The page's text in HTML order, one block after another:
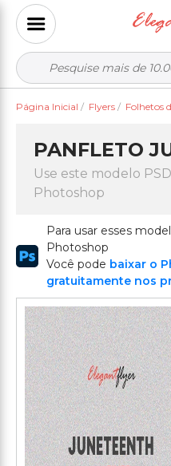
Página Inicial / Flyers / Folhetos
PANFLETO
Use este modelo
Photoshop
Para usar esses
Photoshop
Você pode baixar o
gratuitamente nos